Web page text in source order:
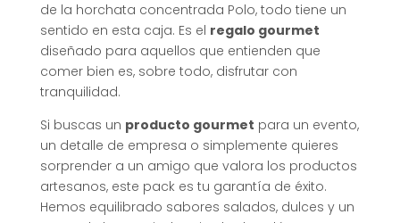
de la horchata concentrada Polo, todo tiene un
sentido en esta caja. Es el regalo gourmet
diseñado para aquellos que entienden que
comer bien es, sobre todo, disfrutar con
tranquilidad.
Si buscas un producto gourmet para un evento,
un detalle de empresa o simplemente quieres
sorprender a un amigo que valora los productos
artesanos, este pack es tu garantía de éxito.
Hemos equilibrado sabores salados, dulces y un